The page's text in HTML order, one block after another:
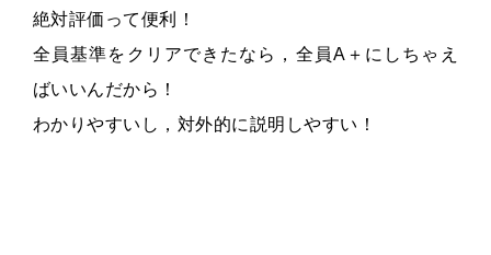
絶対評価って便利！
全員基準をクリアできたなら，全員A＋にしちゃえ
ばいいんだから！
わかりやすいし，対外的に説明しやすい！